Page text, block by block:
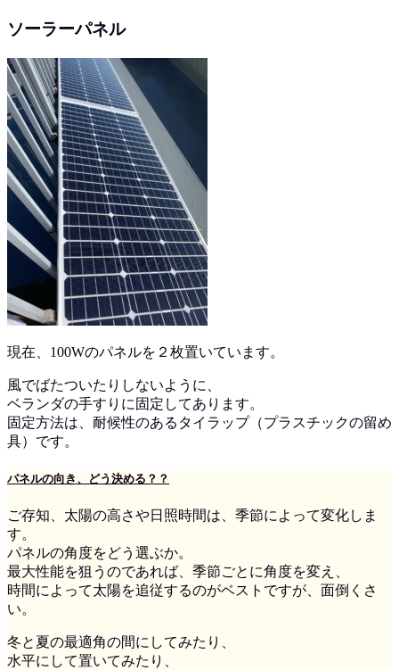
ソーラーパネル
現在、100Wのパネルを２枚置いています。
風でばたついたりしないように、
ベランダの手すりに固定してあります。
固定方法は、耐候性のあるタイラップ（プラスチックの留め
具）です。
パネルの向き、どう決める？？
ご存知、太陽の高さや日照時間は、季節によって変化しま
す。
パネルの角度をどう選ぶか。
最大性能を狙うのであれば、季節ごとに角度を変え、
時間によって太陽を追従するのがベストですが、面倒くさ
い。
冬と夏の最適角の間にしてみたり、
水平にして置いてみたり、